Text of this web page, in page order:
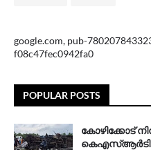
google.com, pub-
f08c47fec0942fa0
POPULAR POSTS
കോഴിക്കോട്